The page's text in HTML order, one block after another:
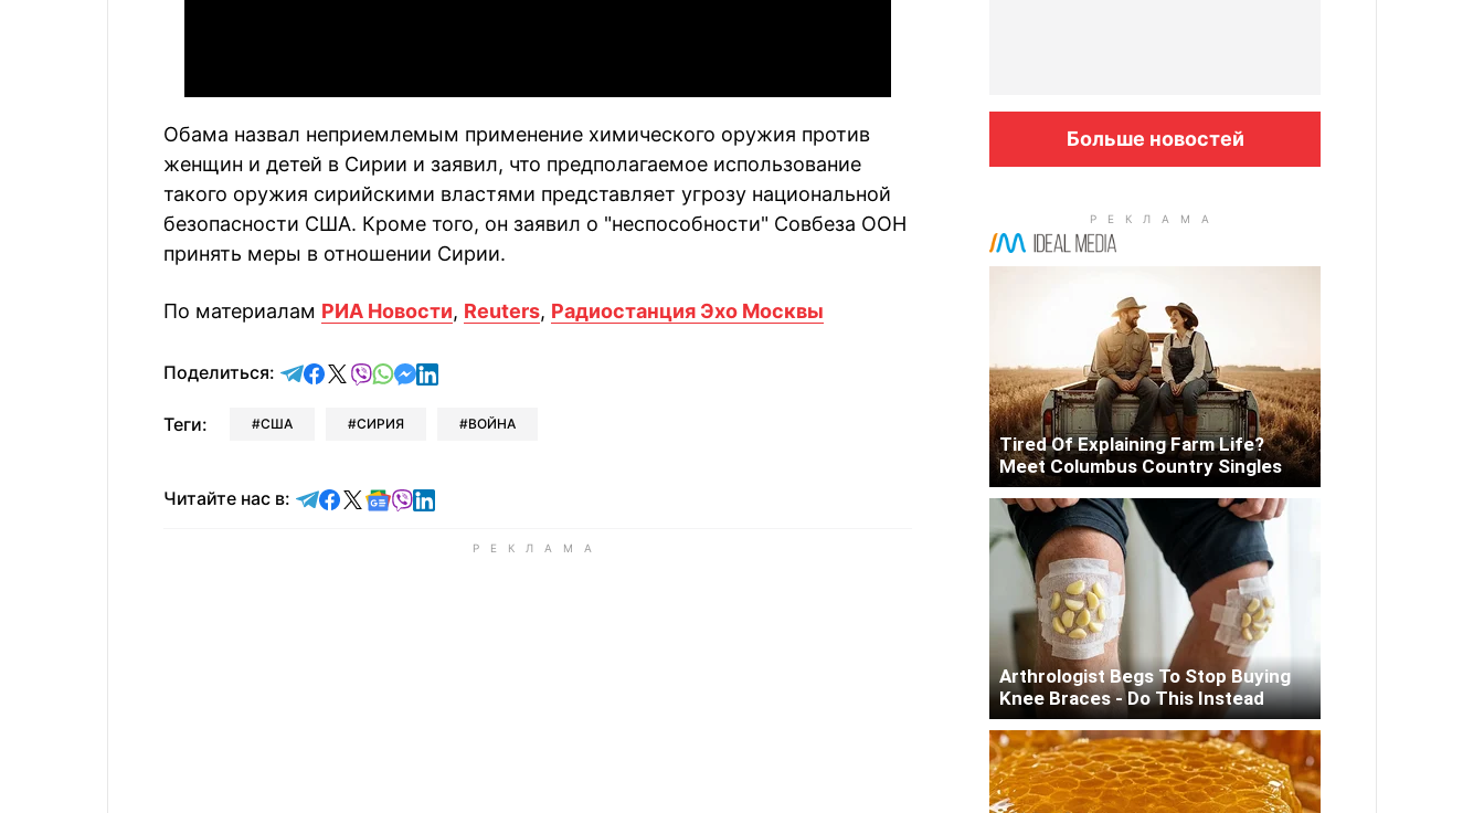
Обама назвал неприемлемым применение химического оружия против
женщин и детей в Сирии и заявил, что предполагаемое использование
такого оружия сирийскими властями представляет угрозу национальной
безопасности США. Кроме того, он заявил о "неспособности" Совбеза ООН
принять меры в отношении Сирии.
По материалам РИА Новости, Reuters, Радиостанция Эхо Москвы
Поделиться: отправить в Telegram
поделиться в Facebook
поделиться в X
отправить в Viber
отправить в Whatsapp
отправить в Messenger
отправить в LinkedIn
Теги: США СИРИЯ ВОЙНА
Читайте нас в: Читайте в Telegram
Читайте в Facebook
Читайте в X
Читайте в Google news
Читайте в Viber
Читайте в LinkedIn
Больше новостей